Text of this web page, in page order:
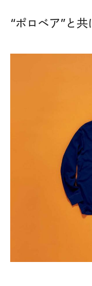
“ポロベア”と共